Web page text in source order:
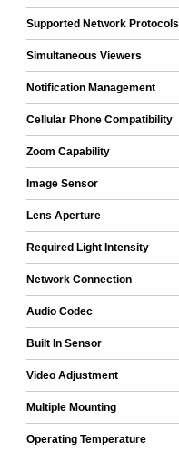
Supported Network Protocols
Simultaneous Viewers
Notification Management
Cellular Phone Compatibility
Zoom Capability
Image Sensor
Lens Aperture
Required Light Intensity
Network Connection
Audio Codec
Built In Sensor
Video Adjustment
Multiple Mounting
Operating Temperature